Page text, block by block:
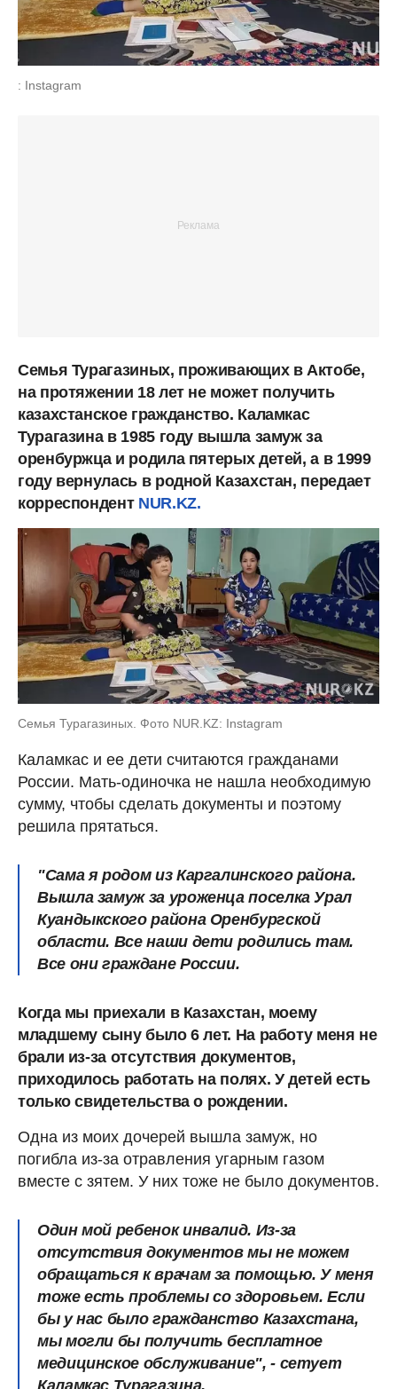
: Instagram
Семья Турагазиных, проживающих в Актобе,
на протяжении 18 лет не может получить
казахстанское гражданство. Каламкас
Турагазина в 1985 году вышла замуж за
оренбуржца и родила пятерых детей, а в 1999
году вернулась в родной Казахстан, передает
корреспондентNUR.KZ.
Семья Турагазиных. Фото NUR.KZ: Instagram
Каламкас и ее дети считаются гражданами
России. Мать-одиночка не нашла необходимую
сумму, чтобы сделать документы и поэтому
решила прятаться.
"Сама я родом из Каргалинского района.
Вышла замуж за уроженца поселка Урал
Куандыкского района Оренбургской
области. Все наши дети родились там.
Все они граждане России.
Когда мы приехали в Казахстан, моему
младшему сыну было 6 лет. На работу меня не
брали из-за отсутствия документов,
приходилось работать на полях. У детей есть
только свидетельства о рождении.
Одна из моих дочерей вышла замуж, но
погибла из-за отравления угарным газом
вместе с зятем. У них тоже не было документов.
Один мой ребенок инвалид. Из-за
отсутствия документов мы не можем
обращаться к врачам за помощью. У меня
тоже есть проблемы со здоровьем. Если
бы у нас было гражданство Казахстана,
мы могли бы получить бесплатное
медицинское обслуживание", - сетует
Каламкас Турагазина.